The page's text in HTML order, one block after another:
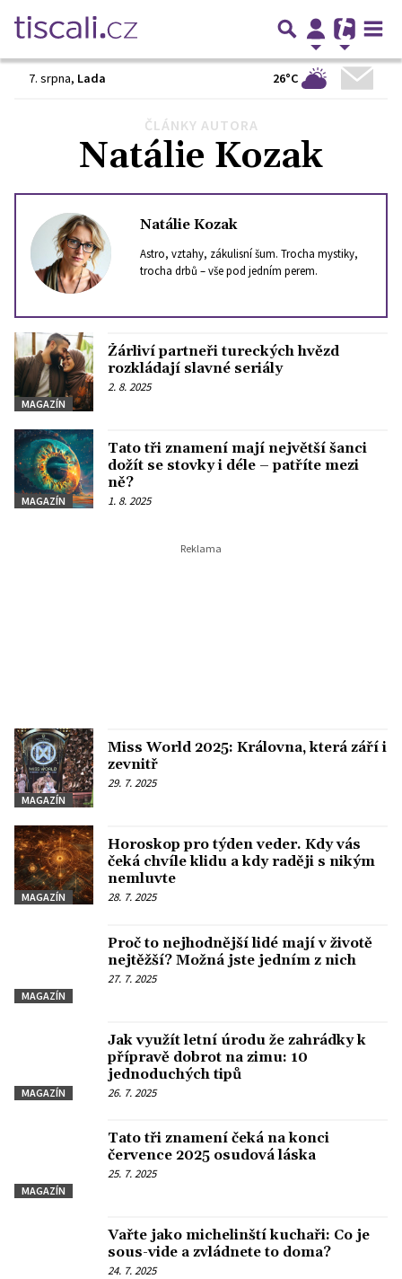
7. srpna, Lada 26°C
ČLÁNKY AUTORA
Natálie Kozak
Natálie Kozak
Astro, vztahy, zákulisní šum. Trocha mystiky,
trocha drbů – vše pod jedním perem.
MAGAZÍN
Žárliví partneři tureckých hvězd
rozkládají slavné seriály
2. 8. 2025
MAGAZÍN
Tato tři znamení mají největší šanci
dožít se stovky i déle – patříte mezi
ně?
1. 8. 2025
MAGAZÍN
Miss World 2025: Královna, která září i
zevnitř
29. 7. 2025
MAGAZÍN
Horoskop pro týden veder. Kdy vás
čeká chvíle klidu a kdy raději s nikým
nemluvte
28. 7. 2025
MAGAZÍN
Proč to nejhodnější lidé mají v životě
nejtěžší? Možná jste jedním z nich
27. 7. 2025
MAGAZÍN
Jak využít letní úrodu že zahrádky k
přípravě dobrot na zimu: 10
jednoduchých tipů
26. 7. 2025
MAGAZÍN
Tato tři znamení čeká na konci
července 2025 osudová láska
25. 7. 2025
Vařte jako michelinští kuchaři: Co je
sous-vide a zvládnete to doma?
24. 7. 2025
43 44 45 46 47